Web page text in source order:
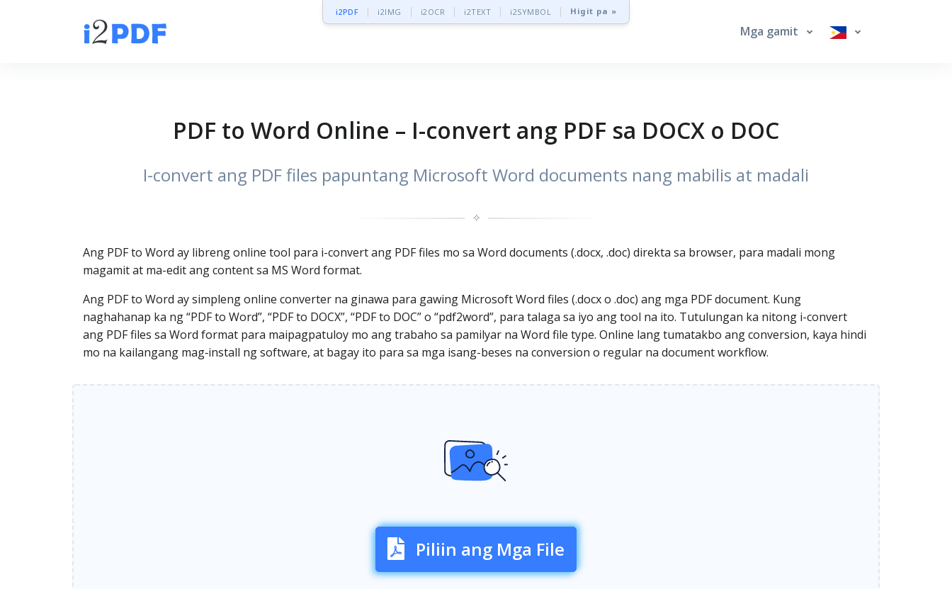
i2PDF i2IMG i2OCR i2TEXT i2SYMBOL Higit pa »
Mga gamit
PDF to Word Online – I-convert ang PDF sa DOCX o DOC
I-convert ang PDF files papuntang Microsoft Word documents nang mabilis at madali
✧
Ang PDF to Word ay libreng online tool para i-convert ang PDF files mo sa Word documents (.docx, .doc) direkta sa browser, para madali mong
magamit at ma-edit ang content sa MS Word format.
Ang PDF to Word ay simpleng online converter na ginawa para gawing Microsoft Word files (.docx o .doc) ang mga PDF document. Kung
naghahanap ka ng “PDF to Word”, “PDF to DOCX”, “PDF to DOC” o “pdf2word”, para talaga sa iyo ang tool na ito. Tutulungan ka nitong i-convert
ang PDF files sa Word format para maipagpatuloy mo ang trabaho sa pamilyar na Word file type. Online lang tumatakbo ang conversion, kaya hindi
mo na kailangang mag‑install ng software, at bagay ito para sa mga isang-beses na conversion o regular na document workflow.
Piliin ang Mga File